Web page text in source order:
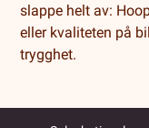
slappe helt av:
eller kvaliteten på
trygghet.